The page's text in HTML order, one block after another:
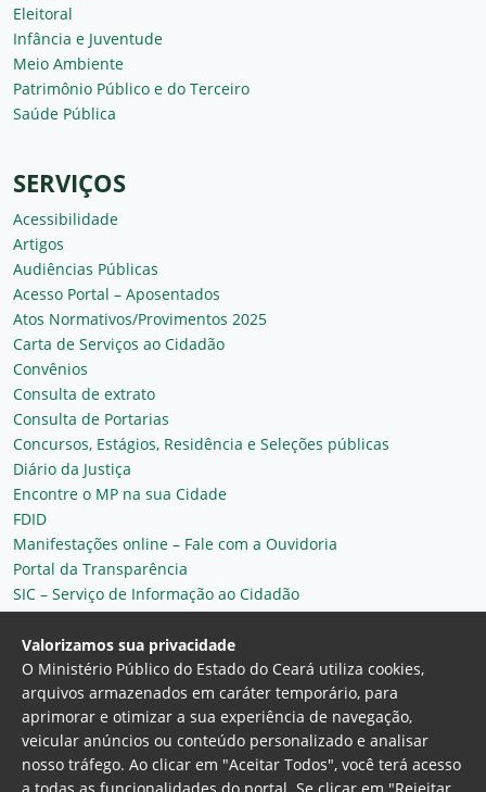
Eleitoral
Infância e Juventude
Meio Ambiente
Patrimônio Público e do Terceiro
Saúde Pública
SERVIÇOS
Acessibilidade
Artigos
Audiências Públicas
Acesso Portal – Aposentados
Atos Normativos/Provimentos 2025
Carta de Serviços ao Cidadão
Convênios
Consulta de extrato
Consulta de Portarias
Concursos, Estágios, Residência e Seleções públicas
Diário da Justiça
Encontre o MP na sua Cidade
FDID
Manifestações online – Fale com a Ouvidoria
Portal da Transparência
SIC – Serviço de Informação ao Cidadão
Plantão MP do Ceará
Secretaria Geral
Valorizamos sua privacidade
O Ministério Público do Estado do Ceará utiliza cookies,
arquivos armazenados em caráter temporário, para
aprimorar e otimizar a sua experiência de navegação,
veicular anúncios ou conteúdo personalizado e analisar
nosso tráfego. Ao clicar em "Aceitar Todos", você terá acesso